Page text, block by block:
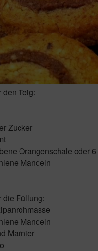
den Teig:
Zucker
Orangenschale oder
Mandeln
die Füllung:
Mandeln
Marnier